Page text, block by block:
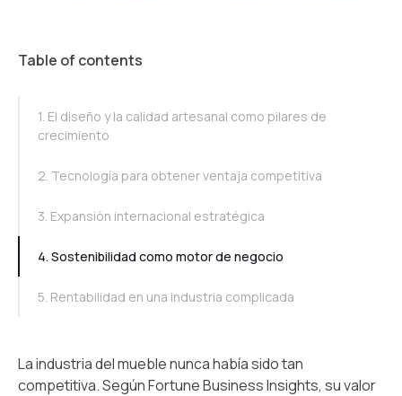
Table of contents
1. El diseño y la calidad artesanal como pilares de
crecimiento
2. Tecnología para obtener ventaja competitiva
3. Expansión internacional estratégica
4. Sostenibilidad como motor de negocio
5. Rentabilidad en una industria complicada
La industria del mueble nunca había sido tan
competitiva. Según Fortune Business Insights, su valor